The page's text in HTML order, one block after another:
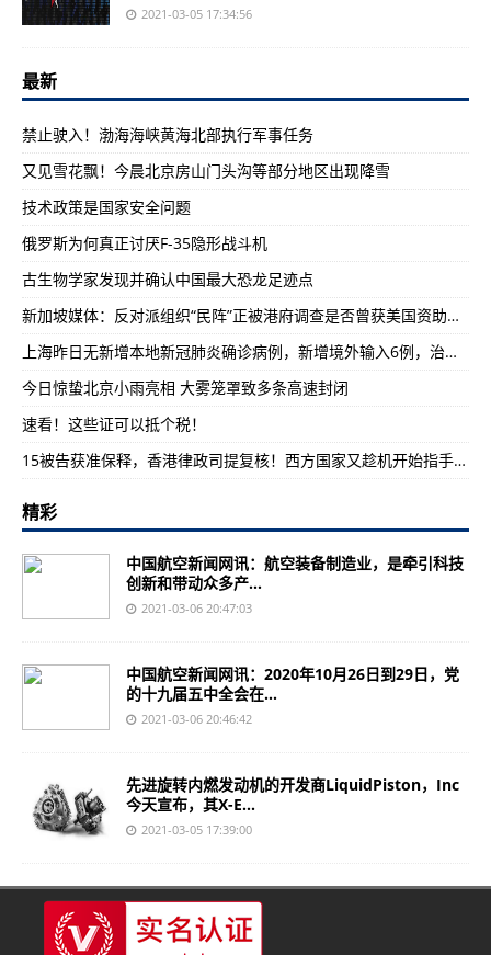
2021-03-05 17:34:56
最新
禁止驶入！渤海海峡黄海北部执行军事任务
又见雪花飘！今晨北京房山门头沟等部分地区出现降雪
技术政策是国家安全问题
俄罗斯为何真正讨厌F-35隐形战斗机
古生物学家发现并确认中国最大恐龙足迹点
新加坡媒体：反对派组织“民阵”正被港府调查是否曾获美国资助，若属实将被取缔
上海昨日无新增本地新冠肺炎确诊病例，新增境外输入6例，治愈出院2例
今日惊蛰北京小雨亮相 大雾笼罩致多条高速封闭
速看！这些证可以抵个税！
15被告获准保释，香港律政司提复核！西方国家又趁机开始指手画脚
精彩
中国航空新闻网讯：航空装备制造业，是牵引科技
创新和带动众多产...
2021-03-06 20:47:03
中国航空新闻网讯：2020年10月26日到29日，党
的十九届五中全会在...
2021-03-06 20:46:42
先进旋转内燃发动机的开发商LiquidPiston，Inc
今天宣布，其X-E...
2021-03-05 17:39:00